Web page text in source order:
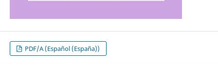
PDF/A (Español (España))